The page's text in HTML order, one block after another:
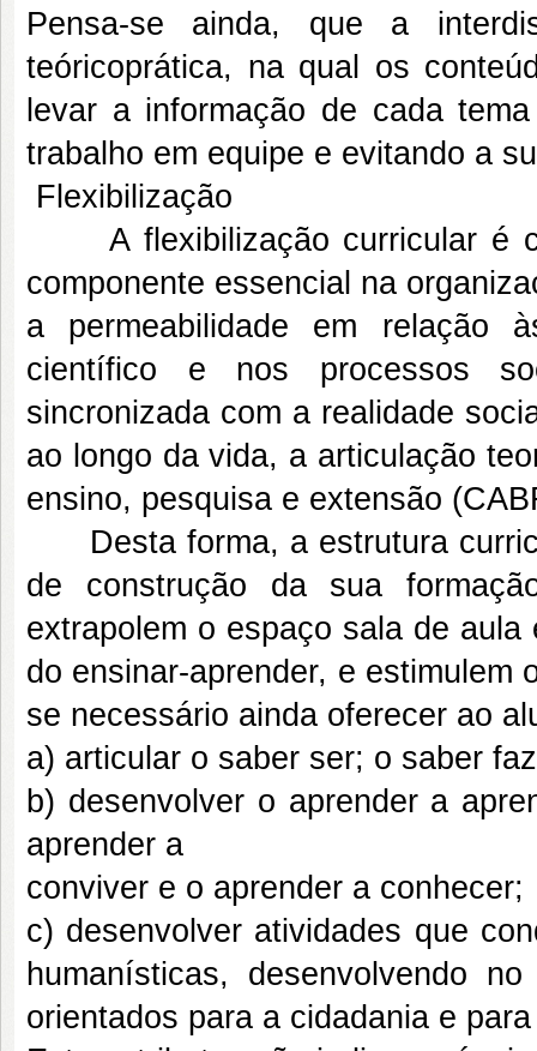
Pensa-se ainda, que a
teóricoprática, na qual os
levar a informação de cada
trabalho em equipe e evitando a
Flexibilização
A flexibilização curricular é
componente essencial na
a permeabilidade em relação
científico e nos processos
sincronizada com a realidade
ao longo da vida, a articulação
ensino, pesquisa e extensão
Desta forma, a estrutura
de construção da sua
extrapolem o espaço sala de
do ensinar-aprender, e estimulem
se necessário ainda oferecer ao
a) articular o saber ser; o saber
b) desenvolver o aprender a
aprender a
conviver e o aprender a conhecer;
c) desenvolver atividades que
humanísticas, desenvolvendo
orientados para a cidadania e